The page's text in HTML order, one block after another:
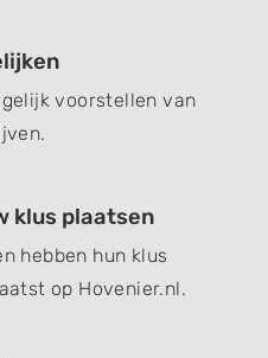
voorstellen van
klus plaatsen
hebben hun klus
op Hovenier.nl.